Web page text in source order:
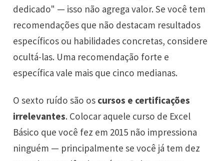
dedicado" — isso não agrega valor. Se você tem
recomendações que não destacam resultados
específicos ou habilidades concretas, considere
ocultá-las. Uma recomendação forte e
específica vale mais que cinco medianas.
O sexto ruído são os cursos e certificações
irrelevantes. Colocar aquele curso de Excel
Básico que você fez em 2015 não impressiona
ninguém — principalmente se você já tem dez